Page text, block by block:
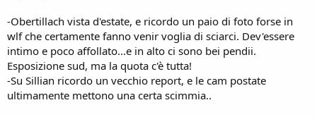
-Obertillach vista d'estate, e ricordo un paio di foto forse in
wlf che certamente fanno venir voglia di sciarci. Dev'essere
intimo e poco affollato...e in alto ci sono bei pendii.
Esposizione sud, ma la quota c'è tutta!
-Su Sillian ricordo un vecchio report, e le cam postate
ultimamente mettono una certa scimmia..